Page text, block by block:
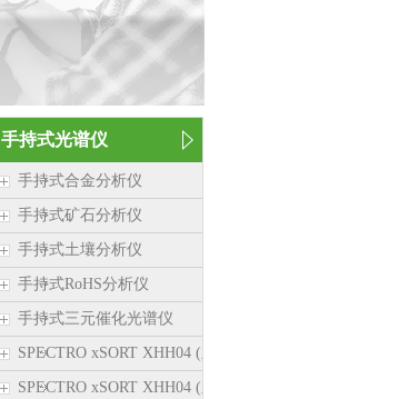
手持式光谱仪
手持式合金分析仪
手持式矿石分析仪
手持式土壤分析仪
手持式RoHS分析仪
手持式三元催化光谱仪
SPECTRO xSORT XHH04 (新品）
SPECTRO xSORT XHH04 (新品）